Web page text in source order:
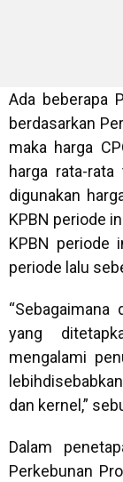
Ada beberapa
berdasarkan
maka harga
harga rata-
digunakan
KPBN periode
KPBN periode
periode lalu
yang
mengalami
dan kernel,”
Dalam
Perkebunan